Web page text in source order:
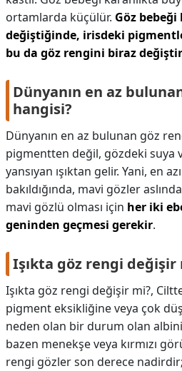
ortamlarda küçülür. Göz
değiştiğinde, irisdeki
bu da göz rengini biraz
Dünyanın en az
hangisi?
Dünyanın en az bulunan göz
pigmentten değil, gözdeki suya
yansıyan ışıktan gelir. Yani, en
bakıldığında, mavi gözler
mavi gözlü olması için her iki
geninden geçmesi gerekir.
Işıkta göz rengi değişir
Işıkta göz rengi değişir mi?,
pigment eksikliğine veya çok
neden olan bir durum olan
bazen menekşe veya kırmızı
rengi gözler son derece nadirdir;